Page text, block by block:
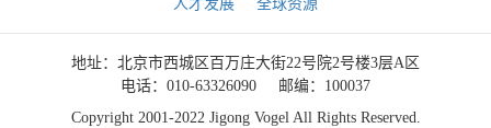
人才发展
全球资源
地址：北京市西城区百万庄大街22号院2号楼3层A区
电话：010-63326090
邮编：100037
Copyright 2001-2022 Jigong Vogel All Rights Reserved.